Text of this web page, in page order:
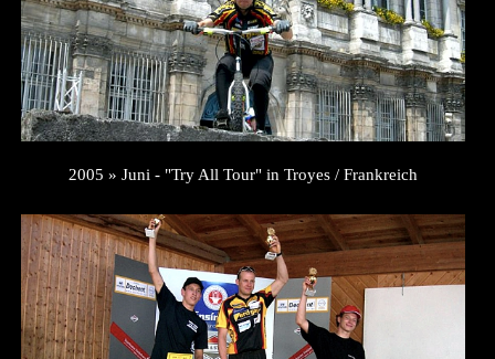
2005 » Juni - "Try All Tour" in Troyes / Frankreich